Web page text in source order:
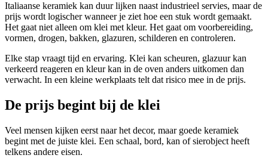
Italiaanse keramiek kan duur lijken naast industrieel servies, maar de
prijs wordt logischer wanneer je ziet hoe een stuk wordt gemaakt.
Het gaat niet alleen om klei met kleur. Het gaat om voorbereiding,
vormen, drogen, bakken, glazuren, schilderen en controleren.
Elke stap vraagt tijd en ervaring. Klei kan scheuren, glazuur kan
verkeerd reageren en kleur kan in de oven anders uitkomen dan
verwacht. In een kleine werkplaats telt dat risico mee in de prijs.
De prijs begint bij de klei
Veel mensen kijken eerst naar het decor, maar goede keramiek
begint met de juiste klei. Een schaal, bord, kan of sierobject heeft
telkens andere eisen.